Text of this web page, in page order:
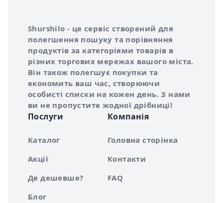
Про сервіс Shurshilo
Shurshilo - це сервіс створений для
полегшення пошуку та порівняння
продуктів за категоріями товарів в
різних торгових мережах вашого міста.
Він також полегшує покупки та
економить ваш час, створюючи
особисті списки на кожен день. З нами
ви не пропустите жодної дрібниці!
Послуги
Каталог
Акції
Де дешевше?
Блог
Компанія
Головна сторінка
Контакти
FAQ